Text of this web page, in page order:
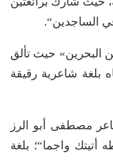
الساجدين“.
البحرين» حيث تألق
شاعرية رقيقة
مصطفى أبو الرز
واجما“؛ بلغة